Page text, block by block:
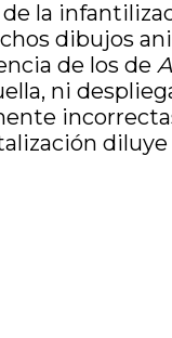
la
dibujos
de los de
ni